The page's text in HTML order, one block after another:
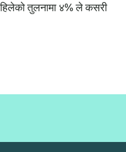
तुलनामा ४% ले कसरी